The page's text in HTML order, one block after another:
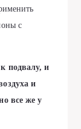
с
подвалу, и
и
все же у